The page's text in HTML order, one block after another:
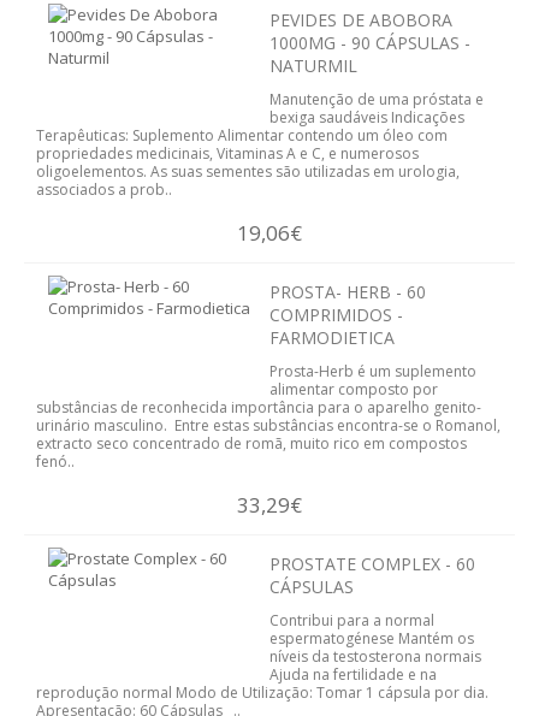
PROBIOTICOS
ANTI-ENVELHECIMENTO
CABELOS PELE UNHAS
COLESTEROL E TRIGLICÉRIDOS
COSMÉTICA
GRIPES E CONSTIPAÇÕES
CIRCULAÇÃO
PEVIDES DE ABOBORA
1000MG - 90 CÁPSULAS -
NATURMIL
Manutenção de uma próstata e
bexiga saudáveis Indicações
Terapêuticas: Suplemento Alimentar contendo um óleo com
propriedades medicinais, Vitaminas A e C, e numerosos
oligoelementos. As suas sementes são utilizadas em urologia,
associados a prob..
19,06€
PROSTA- HERB - 60
COMPRIMIDOS -
FARMODIETICA
Prosta-Herb é um suplemento
alimentar composto por
substâncias de reconhecida importância para o aparelho genito-
urinário masculino. Entre estas substâncias encontra-se o Romanol,
extracto seco concentrado de romã, muito rico em compostos
fenó..
33,29€
PROSTATE COMPLEX - 60
CÁPSULAS
Contribui para a normal
espermatogénese Mantém os
níveis da testosterona normais
Ajuda na fertilidade e na
reprodução normal Modo de Utilização: Tomar 1 cápsula por dia.
Apresentação: 60 Cápsulas ..